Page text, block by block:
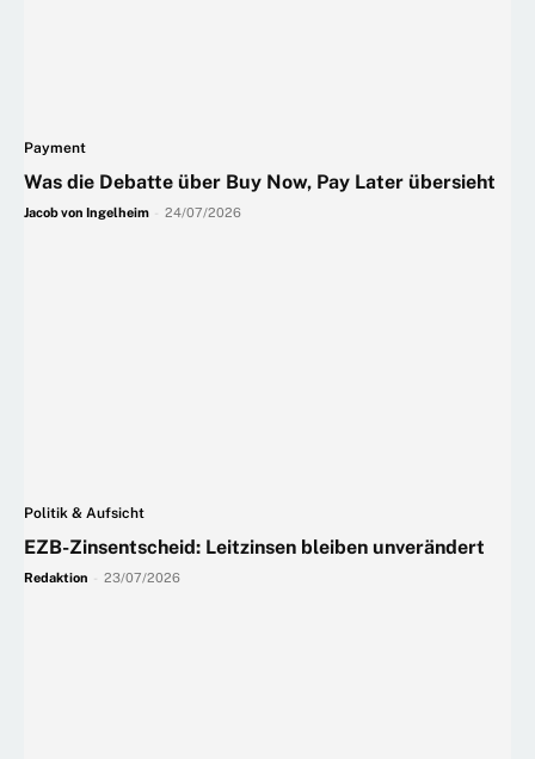
Payment
Was die Debatte über Buy Now, Pay Later übersieht
Jacob von Ingelheim 24/07/2026
Politik & Aufsicht
EZB-Zinsentscheid: Leitzinsen bleiben unverändert
Redaktion 23/07/2026